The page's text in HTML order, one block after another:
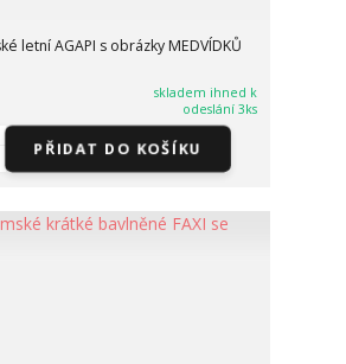
letní AGAPI s obrázky MEDVÍDKŮ
skladem ihned k
odeslání 3ks
PŘIDAT DO KOŠÍKU